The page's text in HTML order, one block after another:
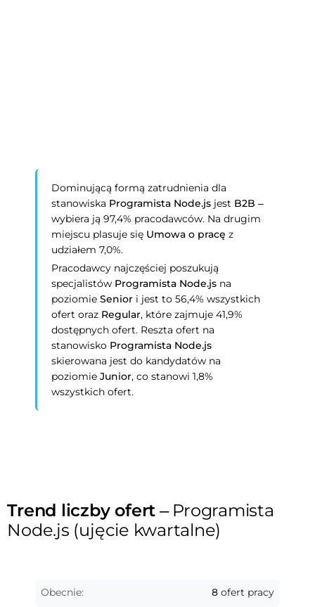
Dominującą formą zatrudnienia dla
stanowiska Programista Node.js jest B2B –
wybiera ją 97,4% pracodawców. Na drugim
miejscu plasuje się Umowa o pracę z
udziałem 7,0%.
Pracodawcy najczęściej poszukują
specjalistów Programista Node.js na
poziomieSenior i jest to 56,4% wszystkich
ofert oraz Regular, które zajmuje 41,9%
dostępnych ofert. Reszta ofert na
stanowisko Programista Node.js
skierowana jest do kandydatów na
poziomieJunior, co stanowi 1,8%
wszystkich ofert.
Trend liczby ofert – Programista
Node.js (ujęcie kwartalne)
Obecnie: 8ofert pracy